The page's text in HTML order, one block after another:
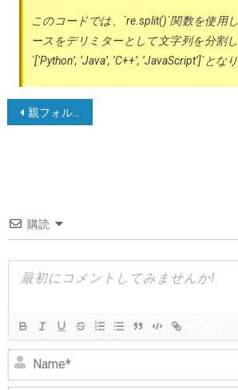
このコードでは、`re.split()`関数を使用
ースをデリミターとして文字列を分割
`[‘Python’, ‘Java’, ‘C++’, ‘JavaScript’]`とな
投
ー
シ
ョ
親フォルダからモジュールをインポートする（Python 3）
購読